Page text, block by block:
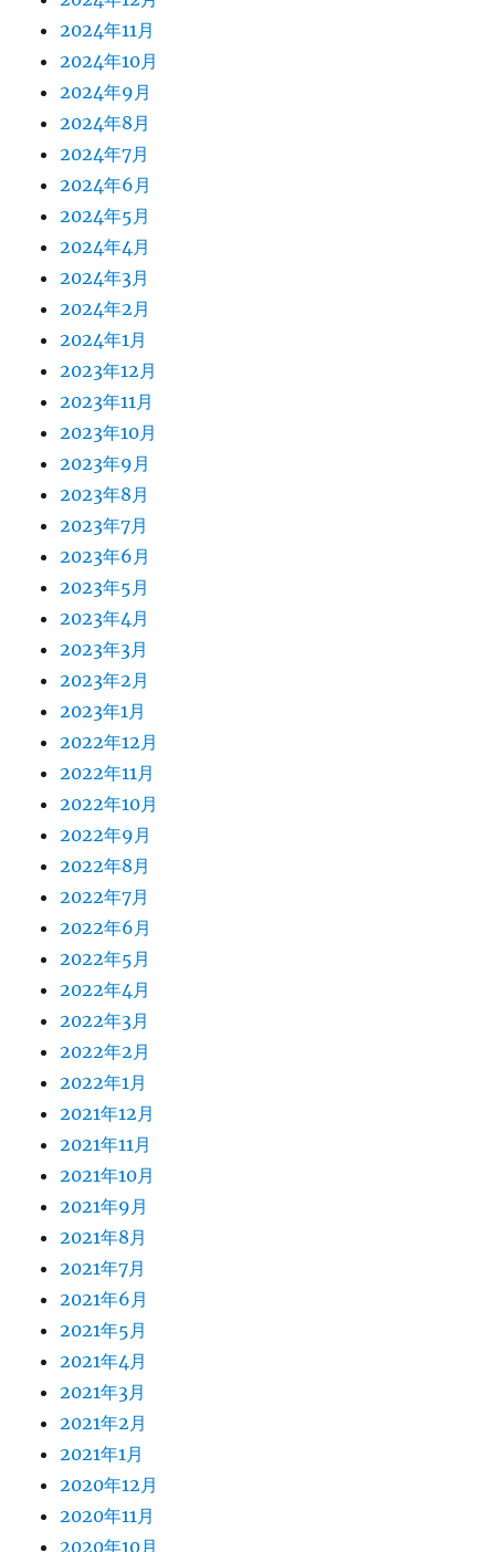
2024年11月
2024年10月
2024年9月
2024年8月
2024年7月
2024年6月
2024年5月
2024年4月
2024年3月
2024年2月
2024年1月
2023年12月
2023年11月
2023年10月
2023年9月
2023年8月
2023年7月
2023年6月
2023年5月
2023年4月
2023年3月
2023年2月
2023年1月
2022年12月
2022年11月
2022年10月
2022年9月
2022年8月
2022年7月
2022年6月
2022年5月
2022年4月
2022年3月
2022年2月
2022年1月
2021年12月
2021年11月
2021年10月
2021年9月
2021年8月
2021年7月
2021年6月
2021年5月
2021年4月
2021年3月
2021年2月
2021年1月
2020年12月
2020年11月
2020年10月